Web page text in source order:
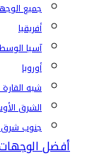
جميع
أفريقيا
آسيا
أوروبا
شبه القارة
الشرق
جنوب شرق
أفضل